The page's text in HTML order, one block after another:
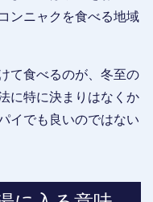
ンニャクを食べる地域
て食べるのが、冬至の
に特に決まりはなくか
イでも良いのではない